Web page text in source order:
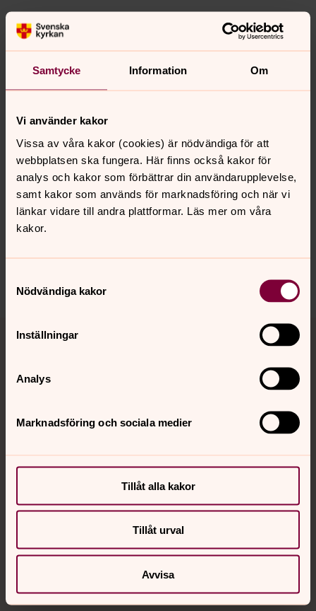
Samtycke Information Om
Vi använder kakor
Vissa av våra kakor (cookies) är nödvändiga för att
webbplatsen ska fungera. Här finns också kakor för
analys och kakor som förbättrar din användarupplevelse,
samt kakor som används för marknadsföring och när vi
länkar vidare till andra plattformar. Läs mer om våra
kakor.
Nödvändiga kakor
Inställningar
Analys
Marknadsföring och sociala medier
Tillåt alla kakor
Tillåt urval
Avvisa
Bön och bibelsamtal
Här finns möjlighet för dig som vill fördjupa dig i Bibeln
och finna stillhet i bönen. Det finns också grupper för dig
som vill finna kraft till självhjälp i en 12-stegsgrupp eller
Senast ändrad 14 november 2019
Synpunkter eller frågor på sidans
innehåll?
umea.pastorat@svenskakyrkan.se
Hitta snabbt
Sociala kanaler